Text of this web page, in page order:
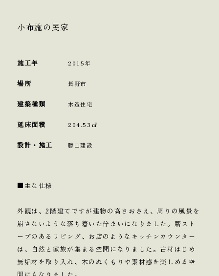
小布施の民家
施工年 2015年
場所 長野市
建築種類 木造住宅
延床面積 204.53㎡
設計・施工 勝山建設
■主な仕様
外観は、2階建てですが建物の高さおさえ、周りの風景を
崩さないような落ち着いた佇まいになりました。薪スト
ーブのあるリビング、お店のようなキッチンカウンター
は、自然と家族が集まる空間になりました。古材はじめ
無垢材を取り入れ、木のぬくもりや素材感を楽しめる空